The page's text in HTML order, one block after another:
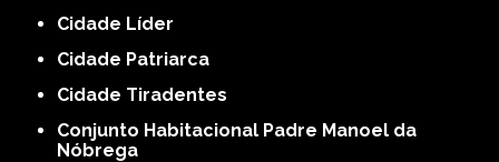
Cidade Líder
Cidade Patriarca
Cidade Tiradentes
Conjunto Habitacional Padre Manoel da
Nóbrega